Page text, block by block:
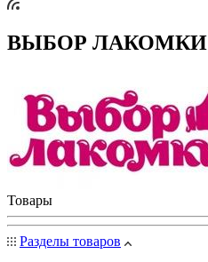
ВЫБОР ЛАКОМКИ
Товары
Разделы товаров